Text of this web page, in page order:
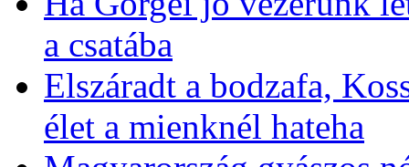
a csatába
Elszáradt a bodzafa,
élet a mienknél hateha